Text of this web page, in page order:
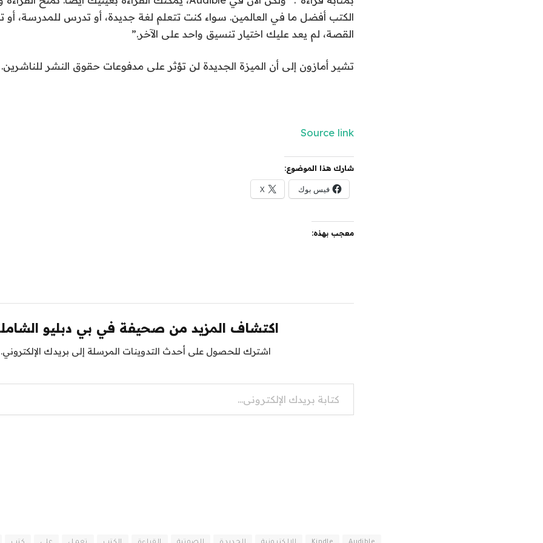
الكتب أفضل ما في العالمين. سواء كنت تتعلم لغة جديدة، أو تدرس للمدرسة، أو
القصة، لم يعد عليك اختيار تنسيق واحد على الآخر.”
تشير أمازون إلى أن الميزة الجديدة لن تؤثر على مدفوعات حقوق النشر للناشرين.
Source link
شارك هذا الموضوع:
فيس بوك X
معجب بهذه:
اكتشاف المزيد من صحيفة في بي دبليو
اشترك للحصول على أحدث التدوينات المرسلة إلى بريدك الإلكتروني.
كتابة بريدك الإلكتروني...